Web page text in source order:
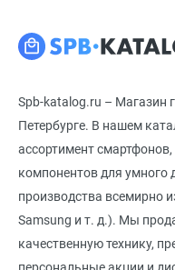
Spb-katalog.ru – Магазин
Петербурге. В нашем
ассортимент
компонентов для умного
производства всемирно
Samsung и т. д.). Мы
качественную технику,